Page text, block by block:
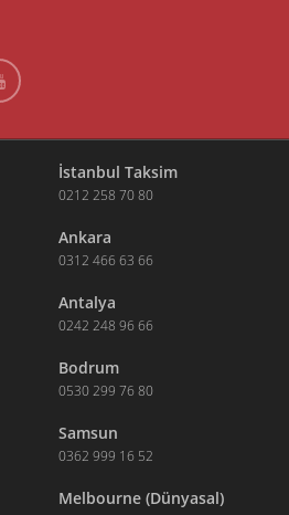
İstanbul Taksim
0212 258 70 80
Ankara
0312 466 63 66
Antalya
0242 248 96 66
Bodrum
0530 299 76 80
Samsun
0362 999 16 52
Melbourne (Dünyasal)